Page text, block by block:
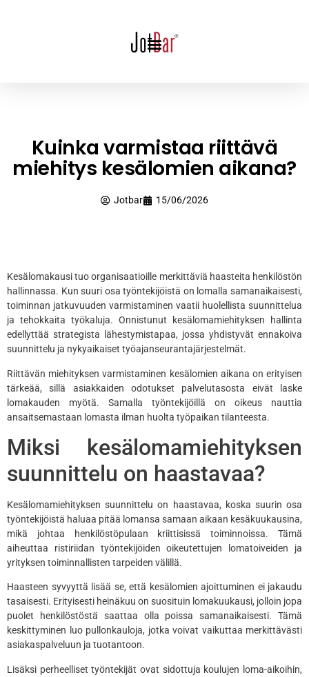
Kuinka varmistaa riittävä
miehitys kesälomien aikana?
Jotbar 15/06/2026
Kesälomakausi tuo organisaatioille merkittäviä haasteita henkilöstön
hallinnassa. Kun suuri osa työntekijöistä on lomalla samanaikaisesti,
toiminnan jatkuvuuden varmistaminen vaatii huolellista suunnittelua
ja tehokkaita työkaluja. Onnistunut kesälomamiehityksen hallinta
edellyttää strategista lähestymistapaa, jossa yhdistyvät ennakoiva
suunnittelu ja nykyaikaiset työajanseurantajärjestelmät.
Riittävän miehityksen varmistaminen kesälomien aikana on erityisen
tärkeää, sillä asiakkaiden odotukset palvelutasosta eivät laske
lomakauden myötä. Samalla työntekijöillä on oikeus nauttia
ansaitsemastaan lomasta ilman huolta työpaikan tilanteesta.
Miksi kesälomamiehityksen
suunnittelu on haastavaa?
Kesälomamiehityksen suunnittelu on haastavaa, koska suurin osa
työntekijöistä haluaa pitää lomansa samaan aikaan kesäkuukausina,
mikä johtaa henkilöstöpulaan kriittisissä toiminnoissa. Tämä
aiheuttaa ristiriidan työntekijöiden oikeutettujen lomatoiveiden ja
yrityksen toiminnallisten tarpeiden välillä.
Haasteen syvyyttä lisää se, että kesälomien ajoittuminen ei jakaudu
tasaisesti. Erityisesti heinäkuu on suosituin lomakuukausi, jolloin jopa
puolet henkilöstöstä saattaa olla poissa samanaikaisesti. Tämä
keskittyminen luo pullonkauloja, jotka voivat vaikuttaa merkittävästi
asiakaspalveluun ja tuotantoon.
Lisäksi perheelliset työntekijät ovat sidottuja koulujen loma-aikoihin,